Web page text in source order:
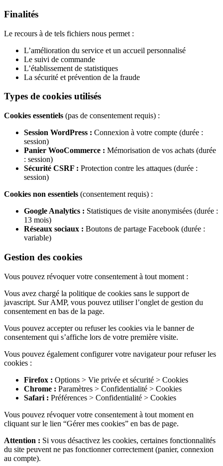
Finalités
Le recours à de tels fichiers nous permet :
L’amélioration du service et un accueil personnalisé
Le suivi de commande
L’établissement de statistiques
La sécurité et prévention de la fraude
Types de cookies utilisés
Cookies essentiels (pas de consentement requis) :
Session WordPress : Connexion à votre compte (durée :
session)
Panier WooCommerce : Mémorisation de vos achats (durée
: session)
Sécurité CSRF : Protection contre les attaques (durée :
session)
Cookies non essentiels (consentement requis) :
Google Analytics : Statistiques de visite anonymisées (durée :
13 mois)
Réseaux sociaux : Boutons de partage Facebook (durée :
variable)
Gestion des cookies
Vous pouvez révoquer votre consentement à tout moment :
Vous avez chargé la politique de cookies sans le support de
javascript. Sur AMP, vous pouvez utiliser l’onglet de gestion du
consentement en bas de la page.
Vous pouvez accepter ou refuser les cookies via le banner de
consentement qui s’affiche lors de votre première visite.
Vous pouvez également configurer votre navigateur pour refuser les
cookies :
Firefox : Options > Vie privée et sécurité > Cookies
Chrome : Paramètres > Confidentialité > Cookies
Safari : Préférences > Confidentialité > Cookies
Vous pouvez révoquer votre consentement à tout moment en
cliquant sur le lien “Gérer mes cookies” en bas de page.
Attention : Si vous désactivez les cookies, certaines fonctionnalités
du site peuvent ne pas fonctionner correctement (panier, connexion
au compte).